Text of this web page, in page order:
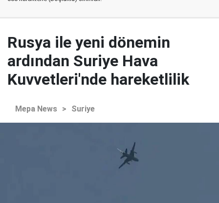
Rusya ile yeni dönemin
ardından Suriye Hava
Kuvvetleri'nde hareketlilik
Mepa News > Suriye